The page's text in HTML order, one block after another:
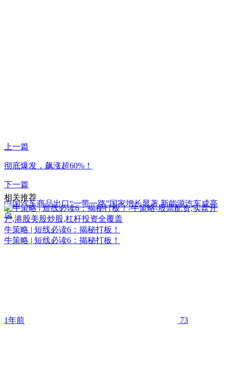
上一篇
彻底爆发，飙涨超60%！
下一篇
中国汽车商品出口“一带一路”国家增长显著 新能源汽车成亮
点
相关推荐
牛策略 | 短线必读6：揭秘打板！
牛策略 | 短线必读6：揭秘打板！
1年前 73